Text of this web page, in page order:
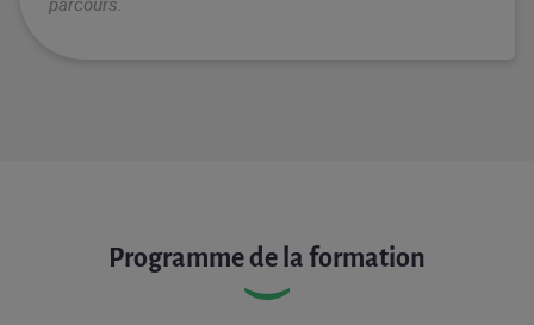
Programme de la formation